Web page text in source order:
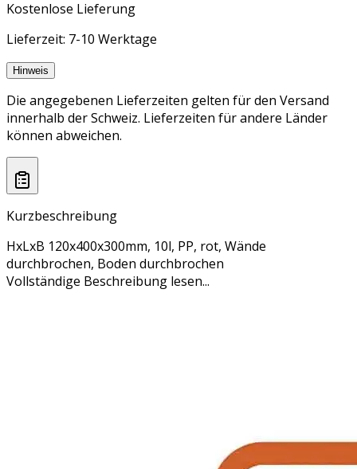
Kostenlose Lieferung
Lieferzeit: 7-10 Werktage
Hinweis
Die angegebenen Lieferzeiten gelten für den Versand
innerhalb der Schweiz. Lieferzeiten für andere Länder
können abweichen.
Kurzbeschreibung
HxLxB 120x400x300mm, 10l, PP, rot, Wände
durchbrochen, Boden durchbrochen
Vollständige Beschreibung lesen...